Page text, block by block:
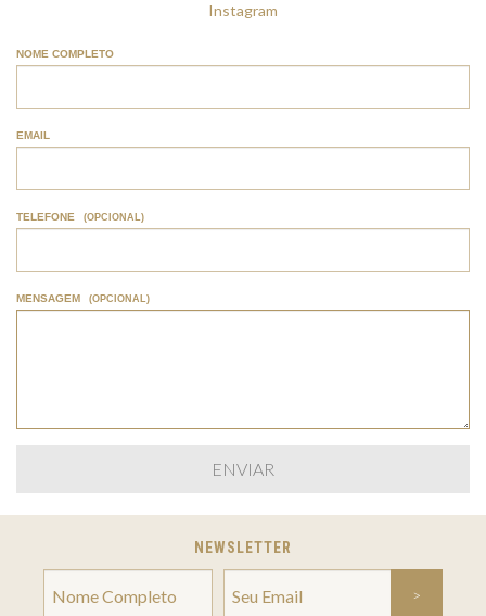
Instagram
NOME COMPLETO
EMAIL
TELEFONE (OPCIONAL)
MENSAGEM (OPCIONAL)
NEWSLETTER